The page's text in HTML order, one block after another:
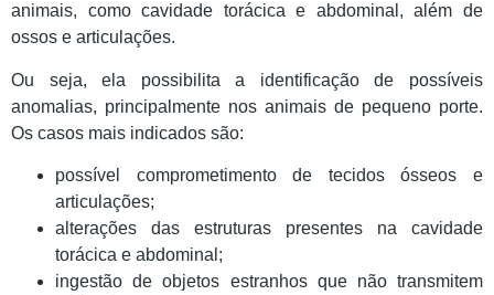
animais, como cavidade torácica e abdominal, além de
ossos e articulações.
Ou seja, ela possibilita a identificação de possíveis
anomalias, principalmente nos animais de pequeno porte.
Os casos mais indicados são:
possível comprometimento de tecidos ósseos e
articulações;
alterações das estruturas presentes na cavidade
torácica e abdominal;
ingestão de objetos estranhos que não transmitem